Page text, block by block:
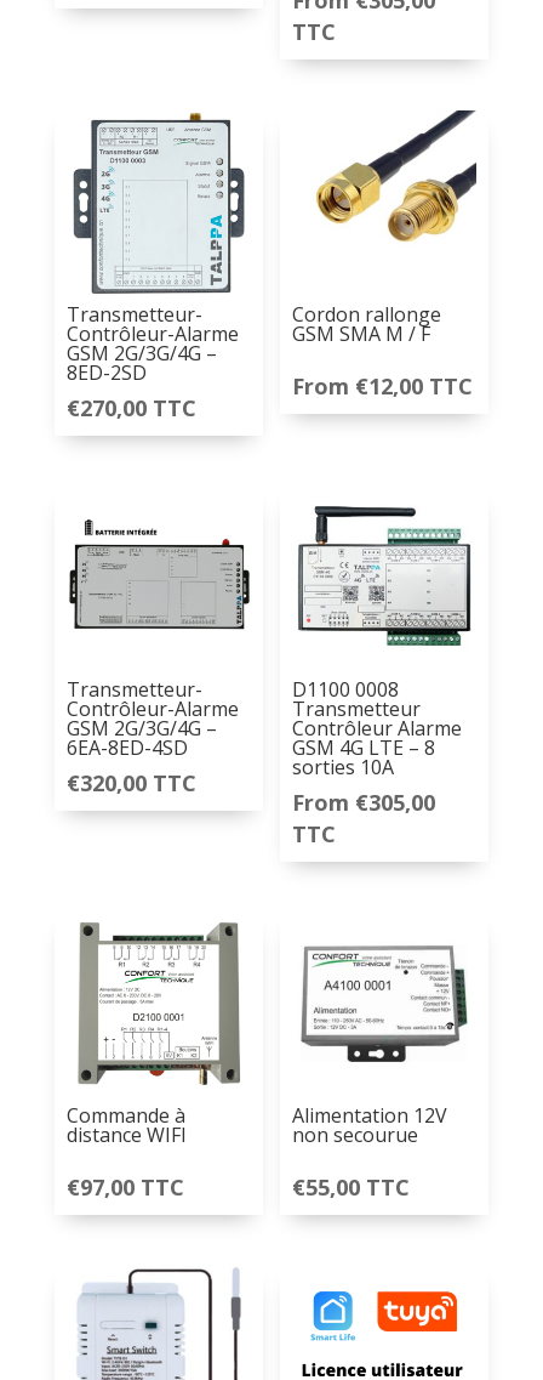
TTC
Transmetteur-
Contrôleur-Alarme
GSM 2G/3G/4G –
8ED-2SD
€270,00 TTC
Cordon rallonge
GSM SMA M / F
From €12,00 TTC
Transmetteur-
Contrôleur-Alarme
GSM 2G/3G/4G –
6EA-8ED-4SD
€320,00 TTC
D1100 0008
Transmetteur
Contrôleur Alarme
GSM 4G LTE – 8
sorties 10A
From €305,00
TTC
Commande à
distance WIFI
€97,00 TTC
Alimentation 12V
non secourue
€55,00 TTC